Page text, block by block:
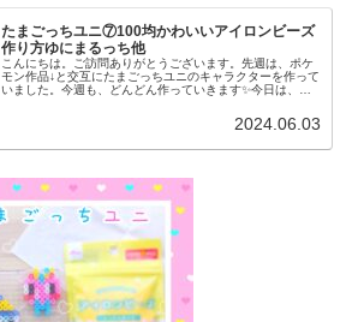
たまごっちユニ⑦100均かわいいアイロンビーズ
作り方ゆにまるっち他
こんにちは。ご訪問ありがとうございます。先週は、ポケ
モン作品↓と交互にたまごっちユニのキャラクターを作って
いました。今週も、どんどん作っていきます✨今日は、再
2024.06.03